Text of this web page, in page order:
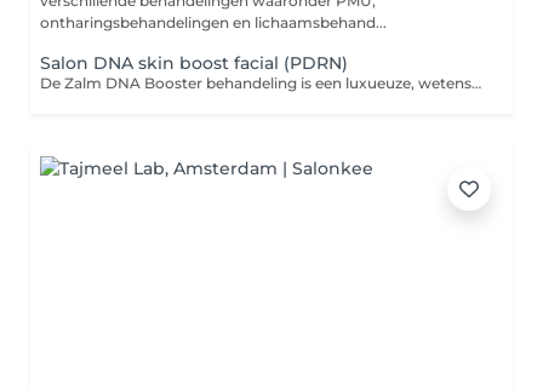
ontharingsbehandelingen en lichaamsbehand...
Salon DNA skin boost facial (PDRN)
De Zalm DNA Booster behandeling is een luxueuze, wetenschappelijk onderbouwde huidverjongingsbehandeling die de huid van binnenuit herstelt en versterkt. Perfect voor wie op zoek is naar gladheid, stevigheid en een jeugdige uitstraling zonder invasieve ingrepen. The salmon DNA treatment is an injectable skin therapy based on polynucleotides derived from salmon DNA. These biocompatible substances are very similar to human DNA and have a powerful regenerative effect. The treatment does not focus on plumping up volume, but on improving skin quality from the inside out.